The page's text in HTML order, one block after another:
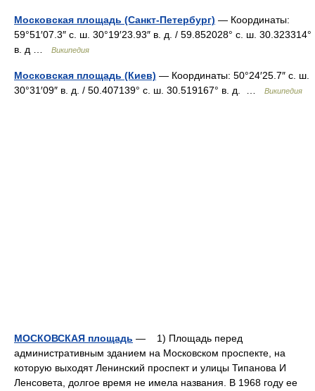
Московская площадь (Санкт-Петербург) — Координаты:
59°51′07.3″ с. ш. 30°19′23.93″ в. д. / 59.852028° с. ш. 30.323314°
в. д …
Википедия
Московская площадь (Киев) — Координаты: 50°24′25.7″ с. ш.
30°31′09″ в. д. / 50.407139° с. ш. 30.519167° в. д. …
Википедия
МОСКОВСКАЯ площадь — 1) Площадь перед
административным зданием на Московском проспекте, на
которую выходят Ленинский проспект и улицы Типанова И
Ленсовета, долгое время не имела названия. В 1968 году ее